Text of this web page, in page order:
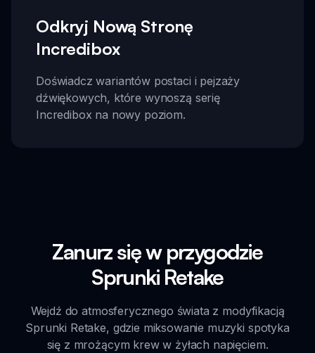
Odkryj Nową Stronę
Incredibox
Doświadcz wariantów postaci i pejzaży
dźwiękowych, które wynoszą serię
Incredibox na nowy poziom.
Zanurz się w przygodzie
Sprunki Retake
Wejdź do atmosferycznego świata z modyfikacją
Sprunki Retake, gdzie miksowanie muzyki spotyka
się z mrożącym krew w żyłach napięciem.